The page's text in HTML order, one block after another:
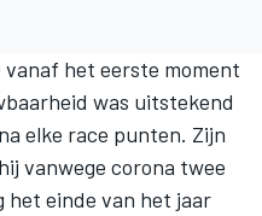
vanaf het eerste moment
was uitstekend
elke race punten. Zijn
vanwege corona twee
het einde van het jaar